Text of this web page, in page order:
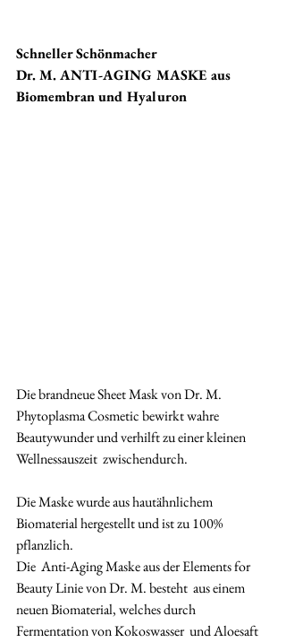
Schneller Schönmacher
Dr. M. ANTI-AGING MASKE aus
Biomembran und Hyaluron
Die brandneue Sheet Mask von Dr. M.
Phytoplasma Cosmetic bewirkt wahre
Beautywunder und verhilft zu einer kleinen
Wellnessauszeit  zwischendurch.
Die Maske wurde aus hautähnlichem
Biomaterial hergestellt und ist zu 100%
pflanzlich.
Die  Anti-Aging Maske aus der Elements for
Beauty Linie von Dr. M. besteht  aus einem
neuen Biomaterial, welches durch
Fermentation von Kokoswasser  und Aloesaft